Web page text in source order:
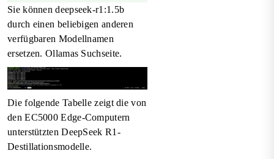
Sie können deepseek-r1:1.5b
durch einen beliebigen anderen
verfügbaren Modellnamen
ersetzen. Ollamas Suchseite.
Die folgende Tabelle zeigt die von
den EC5000 Edge-Computern
unterstützten DeepSeek R1-
Destillationsmodelle.